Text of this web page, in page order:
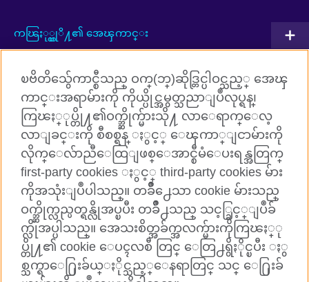
ကၽြႏု္ပ္တုိ႔၏ အေၾကာင္း
အဂၤလိပ္ဘာသာစကားသင္ၾကားျခင္း
ကြၽႏ္ုပ္တို႔ႏွင့္ ခ်ိတ္ဆက္ပါ
Facebook TikTok
British Council Global
Cookies
Sitemap
ၿဗိတိသွ်ေကာင္စီသည္ ဝက္(ဘ္)ဆိုဒ္တြင္ပါဝင္သည့္ အေၾ
ကာင္းအရာမ်ားကို ကိုယ္ပိုင္အမွတ္သညာျပဳလုပ္ရန္၊
ကြၽႏ္ုပ္တို႔၏ဝက္ဘ္ဆိုက္မ်ားသို႔ လာေရာက္ေလ့
လာျခင္းကို စီစစ္ရန္ ႏွင့္ ေၾကာ္ျငာမ်ားကို
လိုက္ေလ်ာညီေထြျဖစ္ေအာင္စီမံေပးရန္အတြက္
first-party cookies ႏွင့္ third-party cookies မ်ား
ကိုအသုံးျပဳပါသည္။ တခ်ိဳ႕ေသာ cookie မ်ားသည္
ဝက္ဘ္ဆိုက္လည္ပတ္ရန္လိုအပ္ၿပီး တခ်ိဳ႕သည္ သင့္ခြင့္ျပဳခ်
က္လိုအပ္ပါသည္။ အေသးစိတ္အခ်က္အလက္မ်ားကိုကြၽႏ္ု
ပ္တို႔၏ cookie ေပၚလစီ တြင္ ေတြ႕ရွိႏိုင္ၿပီး ႏွ
စ္သက္ရာေ႐ြးခ်ယ္ႏိုင္သည့္ေနရာတြင္ သင္ ေ႐ြးခ်